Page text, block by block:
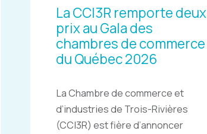
La CCI3R remporte deux
prix au Gala des
chambres de commerce
du Québec 2026
La Chambre de commerce et
d’industries de Trois-Rivières
(CCI3R) est fière d’annoncer